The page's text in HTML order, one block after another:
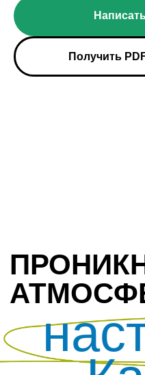
Получить